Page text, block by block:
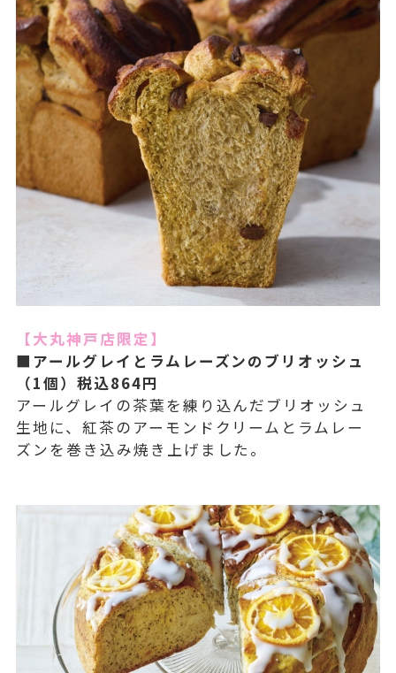
【大丸神戸店限定】
■アールグレイとラムレーズンのブリオッシュ
（1個）税込864円
アールグレイの茶葉を練り込んだブリオッシュ
生地に、紅茶のアーモンドクリームとラムレー
ズンを巻き込み焼き上げました。